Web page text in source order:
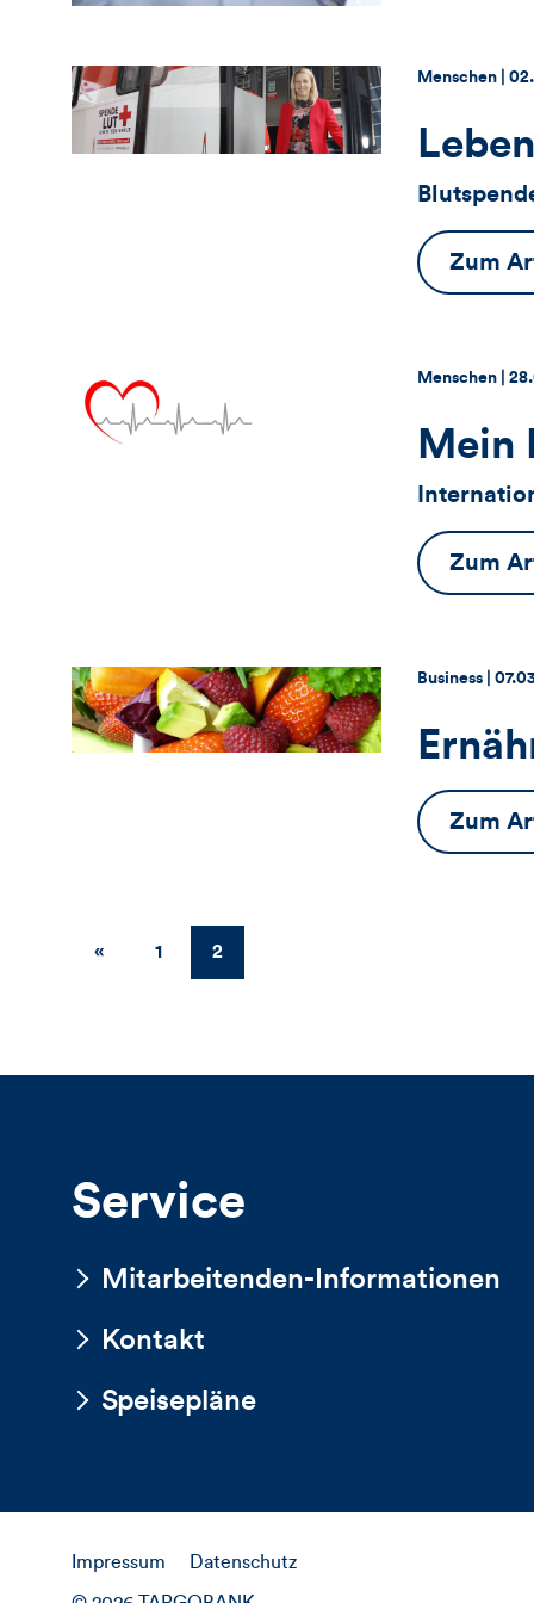
Thema:
Menschen |
Zum
Thema:
Menschen |
Mein
Zum
Thema:
Business |
Zum
«Zurück
1 2
Service
Mitarbeitenden-Informationen
Kontakt
Speisepläne
Impressum Datenschutz